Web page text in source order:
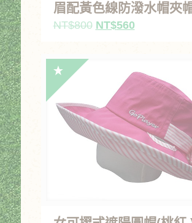
眉配黃色線防潑水帽夾
NT$800 原
NT$800。
NT$560目
NT$560。